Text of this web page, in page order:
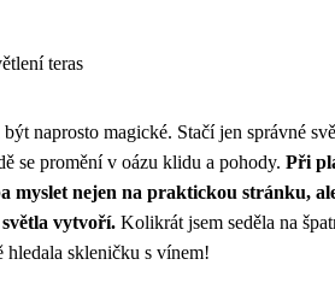
teras
naprosto magické. Stačí jen správné
se promění v oázu klidu a pohody. Při
myslet nejen na praktickou stránku,
vytvoří. Kolikrát jsem seděla na
hledala skleničku s vínem!